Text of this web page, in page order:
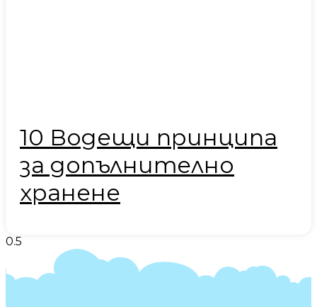
10 Водещи принципа
за допълнително
хранене